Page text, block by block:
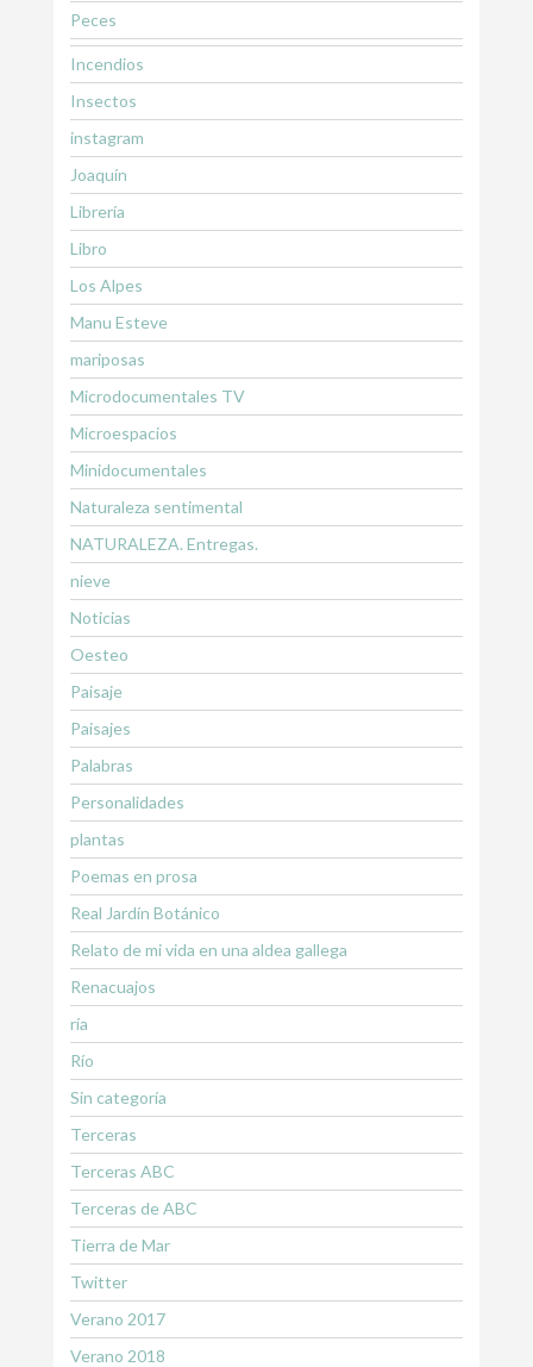
Peces
Incendios
Insectos
instagram
Joaquín
Librería
Libro
Los Alpes
Manu Esteve
mariposas
Microdocumentales TV
Microespacios
Minidocumentales
Naturaleza sentimental
NATURALEZA. Entregas.
nieve
Noticias
Oesteo
Paisaje
Paisajes
Palabras
Personalidades
plantas
Poemas en prosa
Real Jardín Botánico
Relato de mi vida en una aldea gallega
Renacuajos
ría
Río
Sin categoría
Terceras
Terceras ABC
Terceras de ABC
Tierra de Mar
Twitter
Verano 2017
Verano 2018